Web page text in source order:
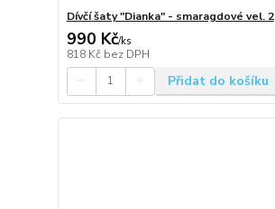
Dívčí šaty "Dianka" - smaragdové vel. 2
990 Kč/ks
818 Kč bez DPH
Přidat do košíku